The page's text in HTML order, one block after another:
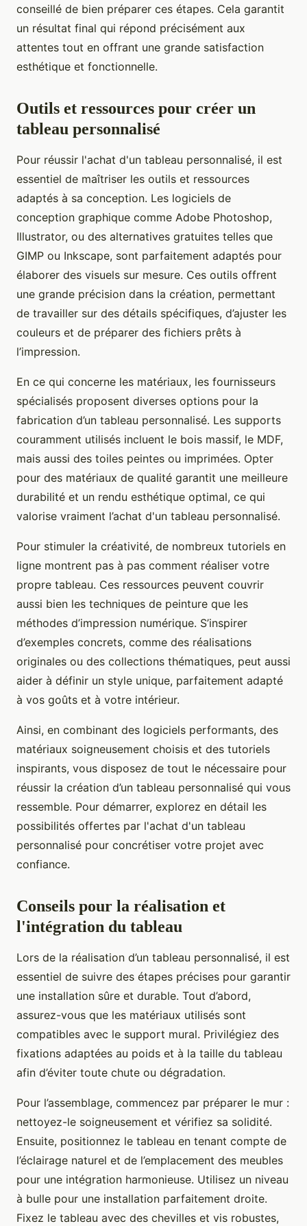
conseillé de bien préparer ces étapes. Cela garantit
un résultat final qui répond précisément aux
attentes tout en offrant une grande satisfaction
esthétique et fonctionnelle.
Outils et ressources pour créer un
tableau personnalisé
Pour réussir l'achat d'un tableau personnalisé, il est
essentiel de maîtriser les outils et ressources
adaptés à sa conception. Les logiciels de
conception graphique comme Adobe Photoshop,
Illustrator, ou des alternatives gratuites telles que
GIMP ou Inkscape, sont parfaitement adaptés pour
élaborer des visuels sur mesure. Ces outils offrent
une grande précision dans la création, permettant
de travailler sur des détails spécifiques, d’ajuster les
couleurs et de préparer des fichiers prêts à
l’impression.
En ce qui concerne les matériaux, les fournisseurs
spécialisés proposent diverses options pour la
fabrication d’un tableau personnalisé. Les supports
couramment utilisés incluent le bois massif, le MDF,
mais aussi des toiles peintes ou imprimées. Opter
pour des matériaux de qualité garantit une meilleure
durabilité et un rendu esthétique optimal, ce qui
valorise vraiment l’achat d'un tableau personnalisé.
Pour stimuler la créativité, de nombreux tutoriels en
ligne montrent pas à pas comment réaliser votre
propre tableau. Ces ressources peuvent couvrir
aussi bien les techniques de peinture que les
méthodes d’impression numérique. S’inspirer
d’exemples concrets, comme des réalisations
originales ou des collections thématiques, peut aussi
aider à définir un style unique, parfaitement adapté
à vos goûts et à votre intérieur.
Ainsi, en combinant des logiciels performants, des
matériaux soigneusement choisis et des tutoriels
inspirants, vous disposez de tout le nécessaire pour
réussir la création d’un tableau personnalisé qui vous
ressemble. Pour démarrer, explorez en détail les
possibilités offertes par l'achat d'un tableau
personnalisé pour concrétiser votre projet avec
confiance.
Conseils pour la réalisation et
l'intégration du tableau
Lors de la réalisation d’un tableau personnalisé, il est
essentiel de suivre des étapes précises pour garantir
une installation sûre et durable. Tout d’abord,
assurez-vous que les matériaux utilisés sont
compatibles avec le support mural. Privilégiez des
fixations adaptées au poids et à la taille du tableau
afin d’éviter toute chute ou dégradation.
Pour l’assemblage, commencez par préparer le mur :
nettoyez-le soigneusement et vérifiez sa solidité.
Ensuite, positionnez le tableau en tenant compte de
l’éclairage naturel et de l’emplacement des meubles
pour une intégration harmonieuse. Utilisez un niveau
à bulle pour une installation parfaitement droite.
Fixez le tableau avec des chevilles et vis robustes,